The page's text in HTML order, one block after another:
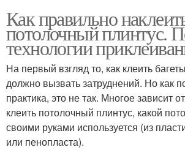
Как правильно
потолочный плинтус.
технологии
На первый взгляд то, как клеить
должно вызвать затруднений. Но как
практика, это не так. Многое зависит
клеить потолочный плинтус, какой
своими руками используется (из
или пенопласта).